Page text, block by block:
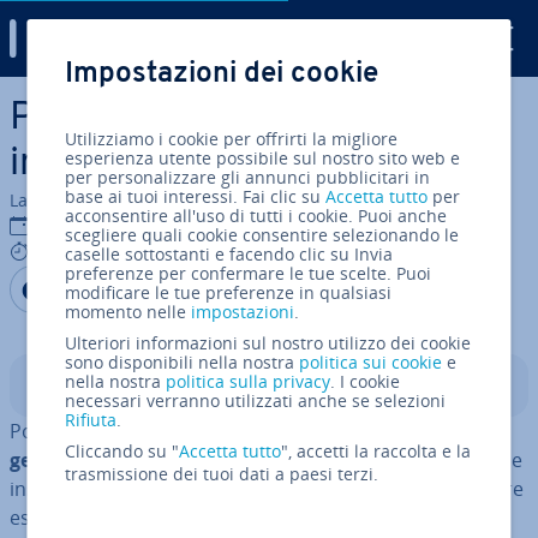
Vai al contenuto prin­ci­pa­le
Portainer per Docker: come
in­stal­lar­lo
La redazione di IONOS
03 mag 2022
6 mins
Condividi via Facebook
Condividi via Twitter
Condividi via LinkedIN
Aggiungi come fonte
preferita su Google
Indice
Portainer rap­pre­sen­ta un
gestire ambienti container di­stri­bui­ti. Il software viene
in­stal­la­to come un container Docker e può quindi essere
eseguito pra­ti­ca­men­te ovunque. In questo articolo vi
Impostazioni dei cookie
Utilizziamo i cookie per offrirti la migliore
esperienza utente possibile sul nostro sito web e
per personalizzare gli annunci pubblicitari in
base ai tuoi interessi. Fai clic suAccetta tutto per
acconsentire all'uso di tutti i cookie. Puoi anche
scegliere quali cookie consentire selezionando le
caselle sottostanti e facendo clic su Invia
preferenze per confermare le tue scelte. Puoi
modificare le tue preferenze in qualsiasi
momento nelle impostazioni.
Ulteriori informazioni sul nostro utilizzo dei cookie
sono disponibili nella nostra politica sui cookie e
nella nostra politica sulla privacy. I cookie
necessari verranno utilizzati anche se selezioni
Rifiuta.
Cliccando su "Accetta tutto", accetti la raccolta e la
trasmissione dei tuoi dati a paesi terzi.